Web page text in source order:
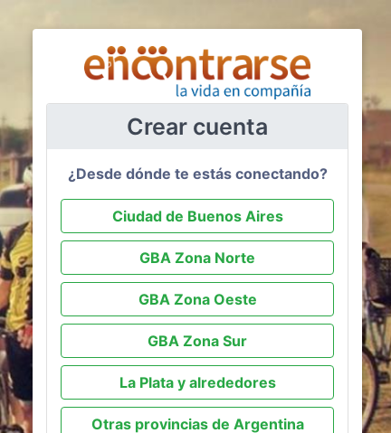
Crear cuenta
¿Desde dónde te estás conectando?
Ciudad de Buenos Aires
GBA Zona Norte
GBA Zona Oeste
GBA Zona Sur
La Plata y alrededores
Otras provincias de Argentina